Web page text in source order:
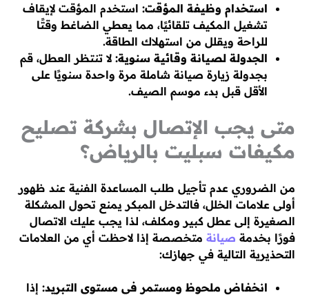
استخدام وظيفة المؤقت: استخدم المؤقت لإيقاف
تشغيل المكيف تلقائيًا، مما يعطي الضاغط وقتًا
للراحة ويقلل من استهلاك الطاقة.
الجدولة لصيانة وقائية سنوية: لا تنتظر العطل، قم
بجدولة زيارة صيانة شاملة مرة واحدة سنويًا على
الأقل قبل بدء موسم الصيف.
متى يجب الإتصال بشركة تصليح
مكيفات سبليت بالرياض؟
من الضروري عدم تأجيل طلب المساعدة الفنية عند ظهور
أولى علامات الخلل، فالتدخل المبكر يمنع تحول المشكلة
الصغيرة إلى عطل كبير ومكلف، لذا يجب عليك الاتصال
فورًا بخدمة صيانة متخصصة إذا لاحظت أي من العلامات
التحذيرية التالية في جهازك:
انخفاض ملحوظ ومستمر في مستوى التبريد: إذا